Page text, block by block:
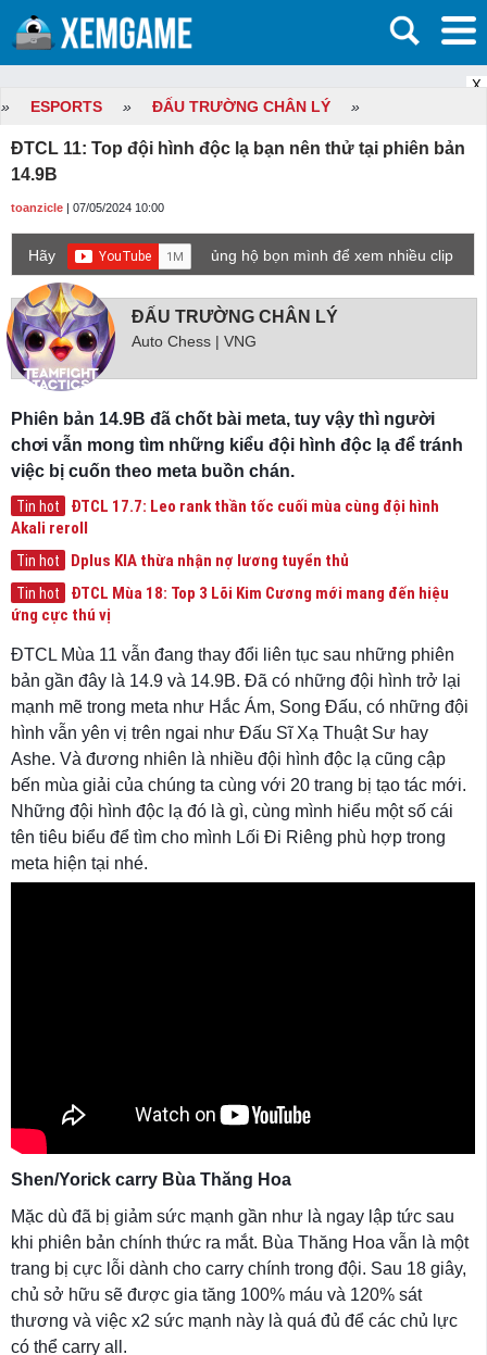
X
» ESPORTS » ĐẤU TRƯỜNG CHÂN LÝ »
ĐTCL 11: Top đội hình độc lạ bạn nên thử tại phiên bản
14.9B
toanzicle | 07/05/2024 10:00
Hãy
ủng hộ bọn mình để xem nhiều clip
game mới hơn nhé!
ĐẤU TRƯỜNG CHÂN LÝ
Auto Chess | VNG
Phiên bản 14.9B đã chốt bài meta, tuy vậy thì người
chơi vẫn mong tìm những kiểu đội hình độc lạ để tránh
việc bị cuốn theo meta buồn chán.
Tin hot
ĐTCL 17.7: Leo rank thần tốc cuối mùa cùng đội hình
Akali reroll
Tin hot Dplus KIA thừa nhận nợ lương tuyển thủ
Tin hot
ĐTCL Mùa 18: Top 3 Lõi Kim Cương mới mang đến hiệu
ứng cực thú vị
ĐTCL Mùa 11 vẫn đang thay đổi liên tục sau những phiên
bản gần đây là 14.9 và 14.9B. Đã có những đội hình trở lại
mạnh mẽ trong meta như Hắc Ám, Song Đấu, có những đội
hình vẫn yên vị trên ngai như Đấu Sĩ Xạ Thuật Sư hay
Ashe. Và đương nhiên là nhiều đội hình độc lạ cũng cập
bến mùa giải của chúng ta cùng với 20 trang bị tạo tác mới.
Những đội hình độc lạ đó là gì, cùng mình hiểu một số cái
tên tiêu biểu để tìm cho mình Lối Đi Riêng phù hợp trong
meta hiện tại nhé.
Shen/Yorick carry Bùa Thăng Hoa
Mặc dù đã bị giảm sức mạnh gần như là ngay lập tức sau
khi phiên bản chính thức ra mắt. Bùa Thăng Hoa vẫn là một
trang bị cực lỗi dành cho carry chính trong đội. Sau 18 giây,
chủ sở hữu sẽ được gia tăng 100% máu và 120% sát
thương và việc x2 sức mạnh này là quá đủ để các chủ lực
có thể carry all.